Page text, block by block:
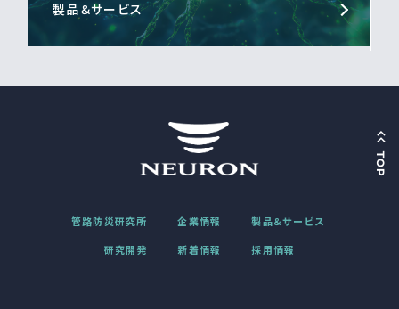
製品＆サービス
管路防災研究所 企業情報 製品＆サービス
研究開発 新着情報 採用情報